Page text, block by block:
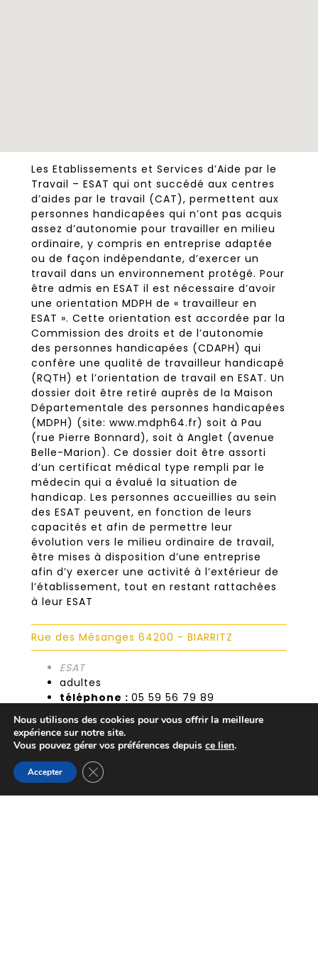
Les Etablissements et Services d’Aide par le
Travail – ESAT qui ont succédé aux centres
d’aides par le travail (CAT), permettent aux
personnes handicapées qui n’ont pas acquis
assez d’autonomie pour travailler en milieu
ordinaire, y compris en entreprise adaptée
ou de façon indépendante, d’exercer un
travail dans un environnement protégé. Pour
être admis en ESAT il est nécessaire d’avoir
une orientation MDPH de « travailleur en
ESAT ». Cette orientation est accordée par la
Commission des droits et de l’autonomie
des personnes handicapées (CDAPH) qui
confère une qualité de travailleur handicapé
(RQTH) et l’orientation de travail en ESAT. Un
dossier doit être retiré auprès de la Maison
Départementale des personnes handicapées
(MDPH) (site: www.mdph64.fr) soit à Pau
(rue Pierre Bonnard), soit à Anglet (avenue
Belle-Marion). Ce dossier doit être assorti
d’un certificat médical type rempli par le
médecin qui a évalué la situation de
handicap. Les personnes accueillies au sein
des ESAT peuvent, en fonction de leurs
capacités et afin de permettre leur
évolution vers le milieu ordinaire de travail,
être mises à disposition d’une entreprise
afin d’y exercer une activité à l’extérieur de
l’établissement, tout en restant rattachées
à leur ESAT
Rue des Mésanges 64200 - BIARRITZ
ESAT
adultes
téléphone :05 59 56 79 89
email :
dominique.driollet@suerte.fr
POUR UNE ACTION COORDONNÉE EN
FAVEUR DES PERSONNES PRÉSENTANT UNE
SOUFFRANCE OU UN HANDICAP
PSYCHIQUE.
Nous utilisons des cookies pour vous offrir la meilleure
expérience sur notre site.
Vous pouvez gérer vos préférences depuis ce lien.
Accepter Fermer la bannière des cookies GDPR